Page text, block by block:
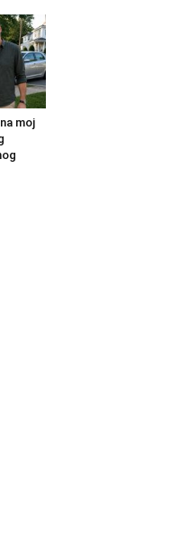
moj